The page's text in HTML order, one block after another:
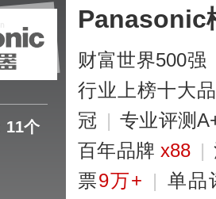
博菲等商业品牌。
11个
Panasonic
财富世界500强
行业上榜十大
冠 | 专业评测
百年品牌x88 |
票9万+ | 单品